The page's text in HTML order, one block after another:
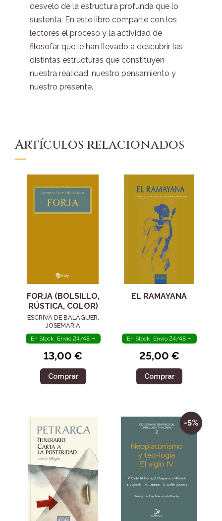
desvelo de la estructura profunda que lo
sustenta. En este libro comparte con los
lectores el proceso y la actividad de
filosofar que le han llevado a descubrir las
distintas estructuras que constituyen
nuestra realidad, nuestro pensamiento y
nuestro presente.
Artículos relacionados
FORJA (BOLSILLO,
RÚSTICA, COLOR)
ESCRIVA DE BALAGUER,
JOSEMARIA
En Stock. Envío 24/48 H
13,00 €
Comprar
EL RAMAYANA
En Stock. Envío 24/48 H
25,00 €
Comprar
-5%